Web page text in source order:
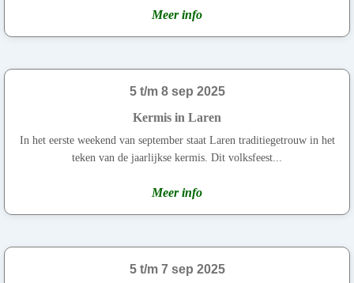
Meer info
5 t/m 8 sep 2025
Kermis in Laren
In het eerste weekend van september staat Laren traditiegetrouw in het
teken van de jaarlijkse kermis. Dit volksfeest...
Meer info
5 t/m 7 sep 2025